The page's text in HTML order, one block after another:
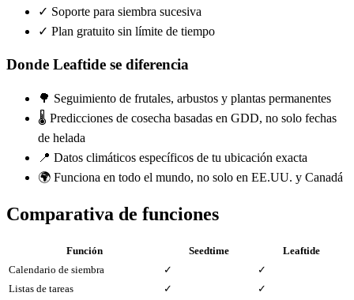
✓ Soporte para siembra sucesiva
✓ Plan gratuito sin límite de tiempo
Donde Leaftide se diferencia
🌳 Seguimiento de frutales, arbustos y plantas permanentes
🌡️ Predicciones de cosecha basadas en GDD, no solo fechas
de helada
📍 Datos climáticos específicos de tu ubicación exacta
🌍 Funciona en todo el mundo, no solo en EE.UU. y Canadá
Comparativa de funciones
Función Seedtime
Leaftide
Calendario de siembra
✓
✓
Listas de tareas
✓
✓